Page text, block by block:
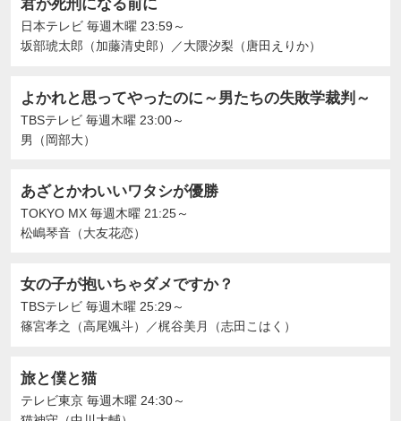
君が死刑になる前に
日本テレビ 毎週木曜 23:59～
坂部琥太郎（加藤清史郎）
／大隈汐梨（唐田えりか）
よかれと思ってやったのに～男たちの失敗学裁判～
TBSテレビ 毎週木曜 23:00～
男（岡部大）
あざとかわいいワタシが優勝
TOKYO MX 毎週木曜 21:25～
松嶋琴音（大友花恋）
女の子が抱いちゃダメですか？
TBSテレビ 毎週木曜 25:29～
篠宮孝之（高尾颯斗）
／梶谷美月（志田こはく）
旅と僕と猫
テレビ東京 毎週木曜 24:30～